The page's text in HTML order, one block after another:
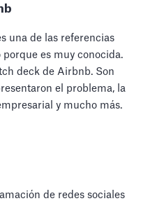
una de las referencias
es muy conocida.
deck de Airbnb. Son
el problema, la
y mucho más.
de redes sociales